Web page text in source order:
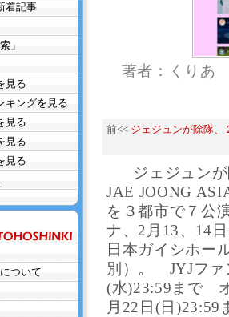
著者：くりあ
前<< ジェジュンが除隊、
ジェジュンが
JAE JOONG
を３都市で７公
ナ、2月13、14
日本ガイシホー
別）。 JYJファ
(水)23:59まで
月22日(日
着記事
」
見る
キングを見る
見る
見る
見る
ついて